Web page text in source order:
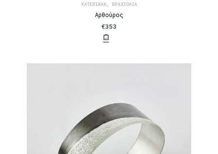
KATERINAK, ΒΡΑΧΙΌΛΙΑ
Αρθούρος
€353